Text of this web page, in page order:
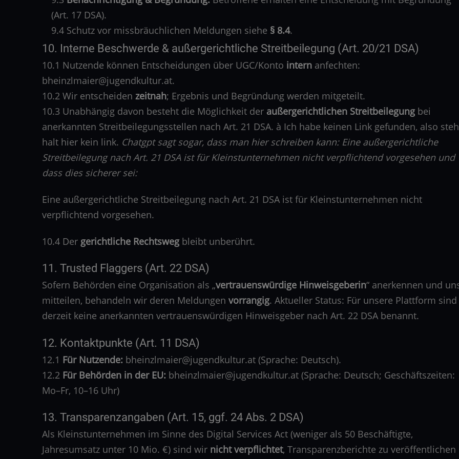
(Art. 17 DSA).
9.4 Schutz vor missbräuchlichen Meldungen siehe § 8.4.
10. Interne Beschwerde & außergerichtliche Streitbeilegung (Art. 20/21 DSA)
10.1 Nutzende können Entscheidungen über UGC/Konto intern anfechten:
bheinzlmaier@jugendkultur.at.
10.2 Wir entscheiden zeitnah; Ergebnis und Begründung werden mitgeteilt.
10.3 Unabhängig davon besteht die Möglichkeit der außergerichtlichen Streitbeilegung bei
anerkannten Streitbeilegungsstellen nach Art. 21 DSA. à Ich habe keinen Link gefunden, also
halt hier kein link. Chatgpt sagt sogar, dass man hier schreiben kann: Eine außergerichtliche
Streitbeilegung nach Art. 21 DSA ist für Kleinstunternehmen nicht verpflichtend vorgesehen und
dass dies sicherer sei:
Eine außergerichtliche Streitbeilegung nach Art. 21 DSA ist für Kleinstunternehmen nicht
verpflichtend vorgesehen.
10.4 Der gerichtliche Rechtsweg bleibt unberührt.
11. Trusted Flaggers (Art. 22 DSA)
Sofern Behörden eine Organisation als „vertrauenswürdige Hinweisgeberin“ anerkennen und
mitteilen, behandeln wir deren Meldungen vorrangig. Aktueller Status: Für unsere Plattform sind
derzeit keine anerkannten vertrauenswürdigen Hinweisgeber nach Art. 22 DSA benannt.
12. Kontaktpunkte (Art. 11 DSA)
12.1 Für Nutzende: bheinzlmaier@jugendkultur.at (Sprache: Deutsch).
12.2 Für Behörden in der EU: bheinzlmaier@jugendkultur.at (Sprache: Deutsch; Geschäftszeiten:
Mo–Fr, 10–16 Uhr)
13. Transparenzangaben (Art. 15, ggf. 24 Abs. 2 DSA)
Als Kleinstunternehmen im Sinne des Digital Services Act (weniger als 50 Beschäftigte,
Jahresumsatz unter 10 Mio. €) sind wir nicht verpflichtet, Transparenzberichte zu veröffentlichen